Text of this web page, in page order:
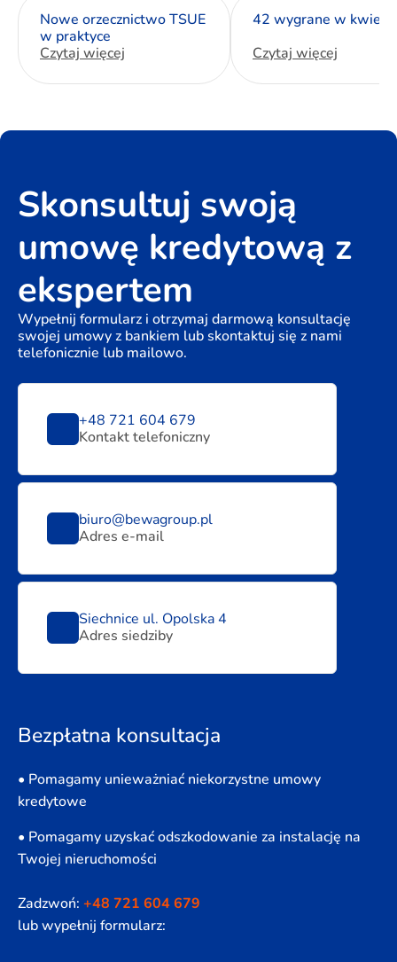
Nowe orzecznictwo TSUE
w praktyce
Czytaj więcej
42 wygrane w
Czytaj więcej
Skonsultuj swoją
umowę kredytową z
ekspertem
Wypełnij formularz i otrzymaj darmową konsultację
swojej umowy z bankiem lub skontaktuj się z nami
telefonicznie lub mailowo.
+48 721 604 679
Kontakt telefoniczny
biuro@bewagroup.pl
Adres e-mail
Siechnice ul. Opolska 4
Adres siedziby
Bezpłatna konsultacja
• Pomagamy unieważniać niekorzystne umowy
kredytowe
• Pomagamy uzyskać odszkodowanie za instalację na
Twojej nieruchomości
Zadzwoń: +48 721 604 679
lub wypełnij formularz: